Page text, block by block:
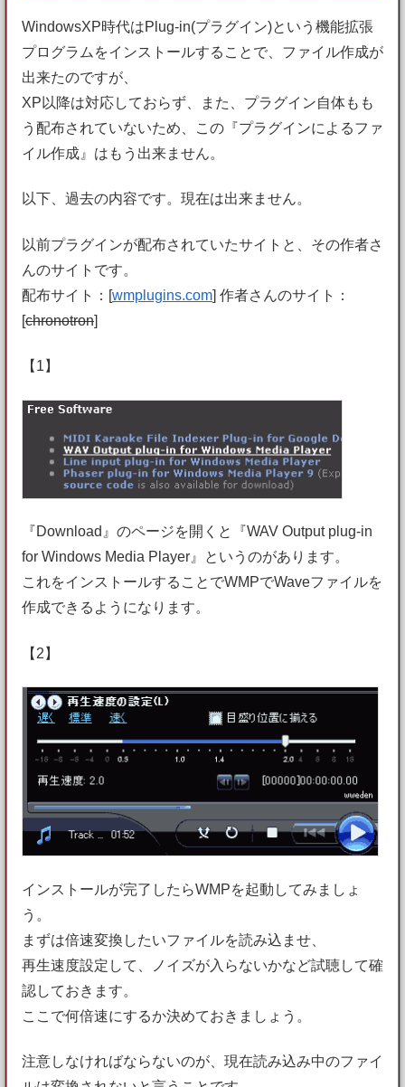
WindowsXP時代はPlug-in(プラグイン)という機能拡張
プログラムをインストールすることで、ファイル作成が
出来たのですが、
XP以降は対応しておらず、また、プラグイン自体もも
う配布されていないため、この『プラグインによるファ
イル作成』はもう出来ません。
以下、過去の内容です。現在は出来ません。
以前プラグインが配布されていたサイトと、その作者さ
んのサイトです。
配布サイト：[wmplugins.com] 作者さんのサイト：
[chronotron]
【1】
『Download』のページを開くと『WAV Output plug-in
for Windows Media Player』というのがあります。
これをインストールすることでWMPでWaveファイルを
作成できるようになります。
【2】
インストールが完了したらWMPを起動してみましょ
う。
まずは倍速変換したいファイルを読み込ませ、
再生速度設定して、ノイズが入らないかなど試聴して確
認しておきます。
ここで何倍速にするか決めておきましょう。
注意しなければならないのが、現在読み込み中のファイ